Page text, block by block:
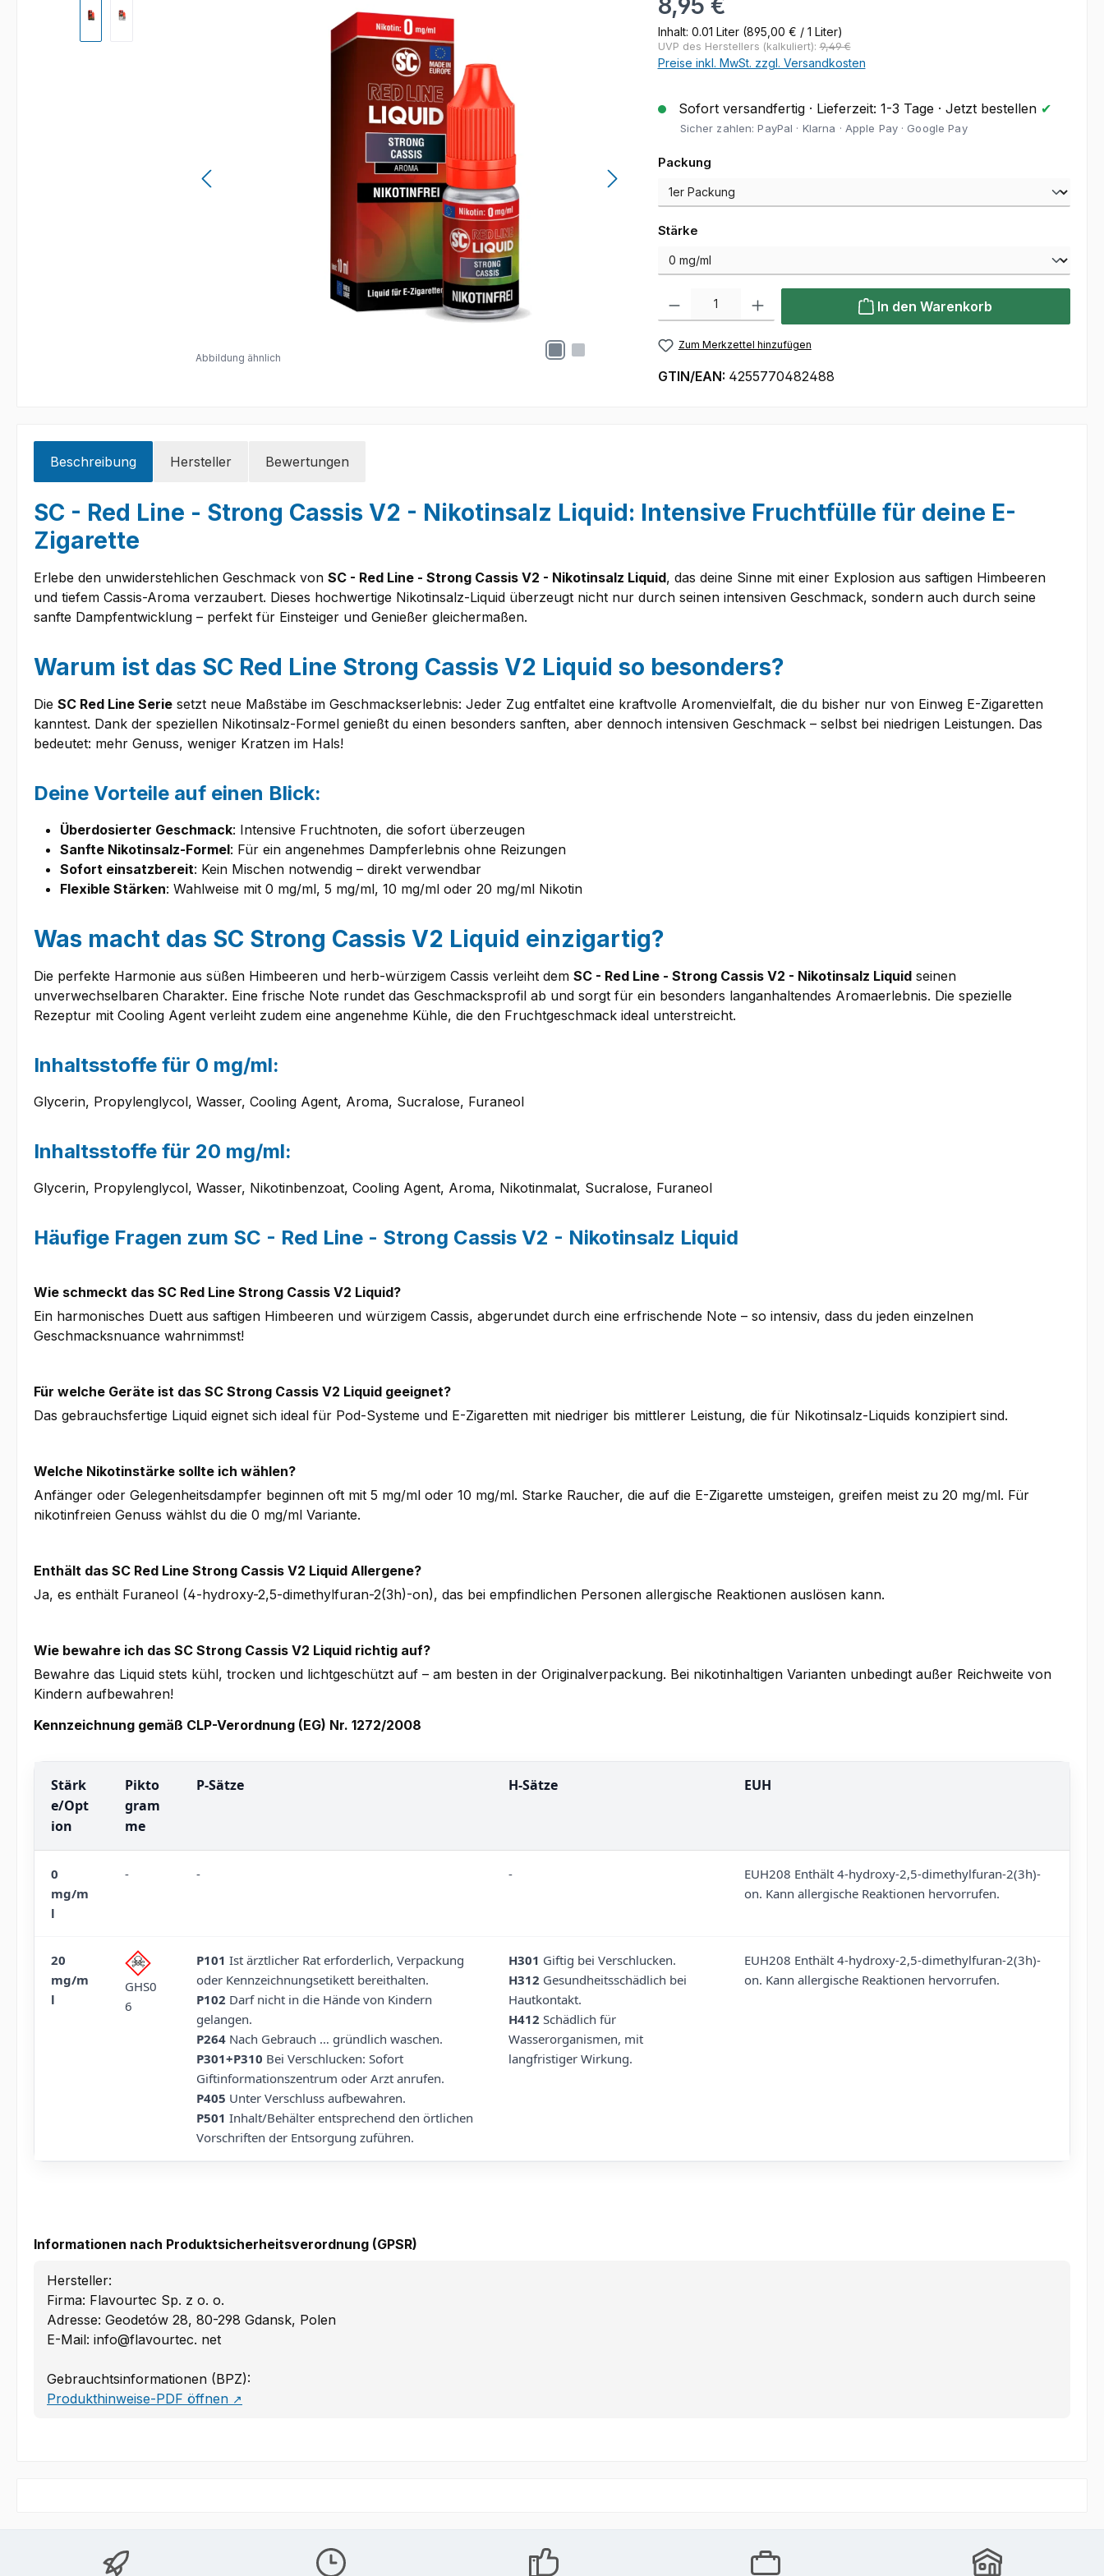
Abbildung ähnlich
8,95 €
Inhalt: 0.01 Liter (895,00 € / 1 Liter)
UVP des Herstellers (kalkuliert):9,49 €
Preise inkl. MwSt. zzgl. Versandkosten
Sofort versandfertig · Lieferzeit: 1-3 Tage · Jetzt bestellen ✔
Sicher zahlen: PayPal · Klarna · Apple Pay · Google Pay
Packungauswählen
Stärkeauswählen
Produkt Anzahl: Gib den gewünschten Wert ein oder benutze die Schaltflächen
In den Warenkorb
Zum Merkzettel hinzufügen
GTIN/EAN: 4255770482488
Beschreibung Hersteller Bewertungen
SC - Red Line - Strong Cassis V2 - Nikotinsalz Liquid: Intensive Fruchtfülle für deine E-
Zigarette
Erlebe den unwiderstehlichen Geschmack von SC - Red Line - Strong Cassis V2 - Nikotinsalz Liquid, das deine Sinne mit einer Explosion aus saftigen Himbeeren
und tiefem Cassis-Aroma verzaubert. Dieses hochwertige Nikotinsalz-Liquid überzeugt nicht nur durch seinen intensiven Geschmack, sondern auch durch seine
sanfte Dampfentwicklung – perfekt für Einsteiger und Genießer gleichermaßen.
Warum ist das SC Red Line Strong Cassis V2 Liquid so besonders?
Die SC Red Line Serie setzt neue Maßstäbe im Geschmackserlebnis: Jeder Zug entfaltet eine kraftvolle Aromenvielfalt, die du bisher nur von Einweg E-Zigaretten
kanntest. Dank der speziellen Nikotinsalz-Formel genießt du einen besonders sanften, aber dennoch intensiven Geschmack – selbst bei niedrigen Leistungen. Das
bedeutet: mehr Genuss, weniger Kratzen im Hals!
Deine Vorteile auf einen Blick:
Überdosierter Geschmack: Intensive Fruchtnoten, die sofort überzeugen
Sanfte Nikotinsalz-Formel: Für ein angenehmes Dampferlebnis ohne Reizungen
Sofort einsatzbereit: Kein Mischen notwendig – direkt verwendbar
Flexible Stärken: Wahlweise mit 0 mg/ml, 5 mg/ml, 10 mg/ml oder 20 mg/ml Nikotin
Was macht das SC Strong Cassis V2 Liquid einzigartig?
Die perfekte Harmonie aus süßen Himbeeren und herb-würzigem Cassis verleiht dem SC - Red Line - Strong Cassis V2 - Nikotinsalz Liquid seinen
unverwechselbaren Charakter. Eine frische Note rundet das Geschmacksprofil ab und sorgt für ein besonders langanhaltendes Aromaerlebnis. Die spezielle
Rezeptur mit Cooling Agent verleiht zudem eine angenehme Kühle, die den Fruchtgeschmack ideal unterstreicht.
Inhaltsstoffe für 0 mg/ml:
Glycerin, Propylenglycol, Wasser, Cooling Agent, Aroma, Sucralose, Furaneol
Inhaltsstoffe für 20 mg/ml:
Glycerin, Propylenglycol, Wasser, Nikotinbenzoat, Cooling Agent, Aroma, Nikotinmalat, Sucralose, Furaneol
Häufige Fragen zum SC - Red Line - Strong Cassis V2 - Nikotinsalz Liquid
Wie schmeckt das SC Red Line Strong Cassis V2 Liquid?
Ein harmonisches Duett aus saftigen Himbeeren und würzigem Cassis, abgerundet durch eine erfrischende Note – so intensiv, dass du jeden einzelnen
Geschmacksnuance wahrnimmst!
Für welche Geräte ist das SC Strong Cassis V2 Liquid geeignet?
Das gebrauchsfertige Liquid eignet sich ideal für Pod-Systeme und E-Zigaretten mit niedriger bis mittlerer Leistung, die für Nikotinsalz-Liquids konzipiert sind.
Welche Nikotinstärke sollte ich wählen?
Anfänger oder Gelegenheitsdampfer beginnen oft mit 5 mg/ml oder 10 mg/ml. Starke Raucher, die auf die E-Zigarette umsteigen, greifen meist zu 20 mg/ml. Für
nikotinfreien Genuss wählst du die 0 mg/ml Variante.
Enthält das SC Red Line Strong Cassis V2 Liquid Allergene?
Ja, es enthält Furaneol (4-hydroxy-2,5-dimethylfuran-2(3h)-on), das bei empfindlichen Personen allergische Reaktionen auslösen kann.
Wie bewahre ich das SC Strong Cassis V2 Liquid richtig auf?
Bewahre das Liquid stets kühl, trocken und lichtgeschützt auf – am besten in der Originalverpackung. Bei nikotinhaltigen Varianten unbedingt außer Reichweite von
Kindern aufbewahren!
Kennzeichnung gemäß CLP-Verordnung (EG) Nr. 1272/2008
Stärk
e/Opt
ion
Pikto
gram
me
P-Sätze H-Sätze EUH
0
mg/m
l
- - -
EUH208 Enthält 4-hydroxy-2,5-dimethylfuran-2(3h)-
on. Kann allergische Reaktionen hervorrufen.
20
mg/m
l
GHS0
6
P101 Ist ärztlicher Rat erforderlich, Verpackung
oder Kennzeichnungsetikett bereithalten.
P102 Darf nicht in die Hände von Kindern
gelangen.
P264 Nach Gebrauch … gründlich waschen.
P301+P310 Bei Verschlucken: Sofort
Giftinformationszentrum oder Arzt anrufen.
P405 Unter Verschluss aufbewahren.
P501 Inhalt/Behälter entsprechend den örtlichen
Vorschriften der Entsorgung zuführen.
H301 Giftig bei Verschlucken.
H312 Gesundheitsschädlich bei
Hautkontakt.
H412 Schädlich für
Wasserorganismen, mit
langfristiger Wirkung.
EUH208 Enthält 4-hydroxy-2,5-dimethylfuran-2(3h)-
on. Kann allergische Reaktionen hervorrufen.
Informationen nach Produktsicherheitsverordnung (GPSR)
Hersteller:
Firma: Flavourtec Sp. z o. o.
Adresse: Geodetów 28, 80-298 Gdansk, Polen
E-Mail: info@flavourtec. net
Gebrauchtsinformationen (BPZ):
Produkthinweise-PDF öffnen ↗